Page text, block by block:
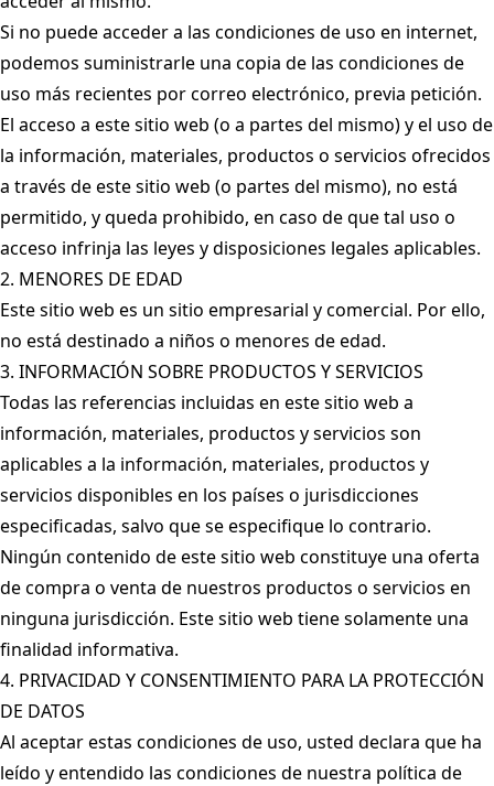
Si no puede acceder a las condiciones de uso en internet,
podemos suministrarle una copia de las condiciones de
uso más recientes por correo electrónico, previa petición.
El acceso a este sitio web (o a partes del mismo) y el uso de
la información, materiales, productos o servicios ofrecidos
a través de este sitio web (o partes del mismo), no está
permitido, y queda prohibido, en caso de que tal uso o
acceso infrinja las leyes y disposiciones legales aplicables.
2. MENORES DE EDAD
Este sitio web es un sitio empresarial y comercial. Por ello,
no está destinado a niños o menores de edad.
3. INFORMACIÓN SOBRE PRODUCTOS Y SERVICIOS
Todas las referencias incluidas en este sitio web a
información, materiales, productos y servicios son
aplicables a la información, materiales, productos y
servicios disponibles en los países o jurisdicciones
especificadas, salvo que se especifique lo contrario.
Ningún contenido de este sitio web constituye una oferta
de compra o venta de nuestros productos o servicios en
ninguna jurisdicción. Este sitio web tiene solamente una
finalidad informativa.
4. PRIVACIDAD Y CONSENTIMIENTO PARA LA PROTECCIÓN
DE DATOS
Al aceptar estas condiciones de uso, usted declara que ha
leído y entendido las condiciones de nuestra política de